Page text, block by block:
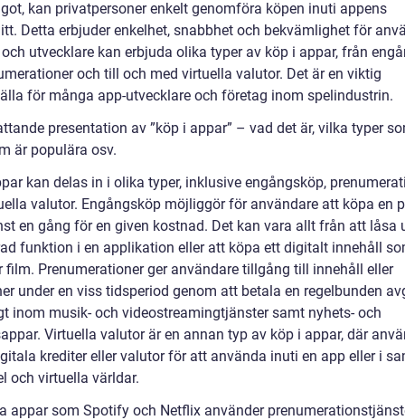
kan privatpersoner enkelt genomföra köpen inuti appens
Detta erbjuder enkelhet, snabbhet och bekvämlighet för
utvecklare kan erbjuda olika typer av köp i appar, från
och till och med virtuella valutor. Det är en viktig
för många app-utvecklare och företag inom spelindustrin.
presentation av ”köp i appar” – vad det är, vilka typer
är populära osv.
kan delas in i olika typer, inklusive engångsköp,
valutor. Engångsköp möjliggör för användare att köpa en
en gång för en given kostnad. Det kan vara allt från att låsa
funktion i en applikation eller att köpa ett digitalt innehåll
film. Prenumerationer ger användare tillgång till innehåll eller
under en viss tidsperiod genom att betala en regelbunden
inom musik- och videostreamingtjänster samt nyhets- och
Virtuella valutor är en annan typ av köp i appar, där
krediter eller valutor för att använda inuti en app eller i
och virtuella världar.
appar som Spotify och Netflix använder